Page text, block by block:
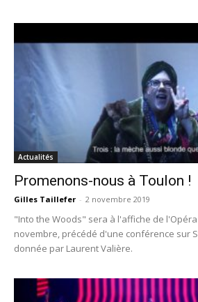
Actualités
Promenons-nous à Toulon !
Gilles Taillefer - 2 novembre 2019
"Into the Woods" sera à l'affiche de
novembre, précédé d'une conférence sur
donnée par Laurent Valière.